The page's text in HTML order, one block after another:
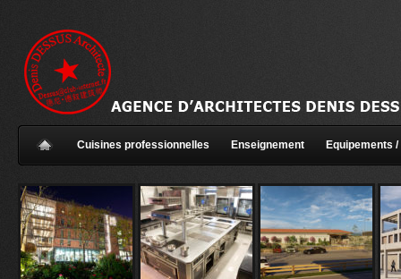
Cuisines professionnelles Enseignement Equipements